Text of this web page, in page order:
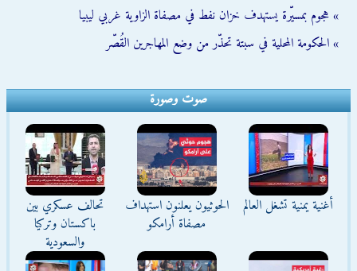
» هجوم بمسيّرة يستهدف خزان نفط في مصفاة الزاوية غربي ليبيا
» الحكومة المحلية في سبتة تحذّر من وضع المهاجرين القُصّر
صوت وصورة
أغنية يمنية تشغل العالم
الحوثيون يعلنون استهداف
مصفاة أرامكو
تحالف عسكري بين
باكستان وتركيا
والسعودية